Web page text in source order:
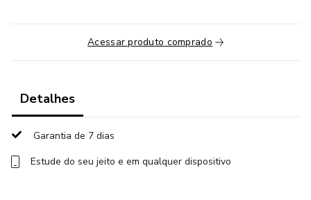
Acessar produto comprado
Detalhes
Garantia de 7 dias
Estude do seu jeito e em qualquer dispositivo